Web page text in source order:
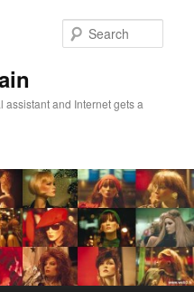
and Internet gets a